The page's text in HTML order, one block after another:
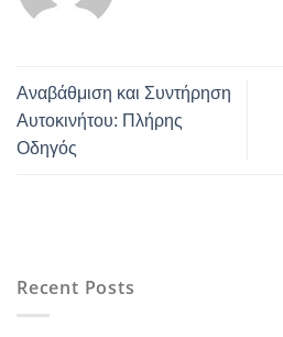
Αναβάθμιση και Συντήρηση
Αυτοκινήτου: Πλήρης
Οδηγός
Recent Posts